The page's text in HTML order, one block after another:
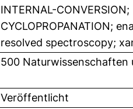
INTERNAL-
CYCLOPROPANATION;
resolved spectroscopy;
500 Naturwissenschaften
Veröffentlicht